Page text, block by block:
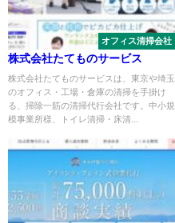
オフィス清掃会社
株式会社たてものサービス
株式会社たてものサービスは、東京や埼玉
のオフィス・工場・倉庫の清掃を手掛け
る、掃除一筋の清掃代行会社です。中小規
模事業所様、トイレ清掃・床清...